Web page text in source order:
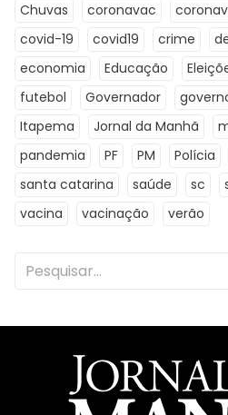
Chuvas
coronavac
covid-19
covid19 crime
economia
Educação
futebol
Governador
Itapema
Jornal da Manhã
pandemia
PF PM Polícia
santa catarina
saúde sc
vacina
vacinação verão